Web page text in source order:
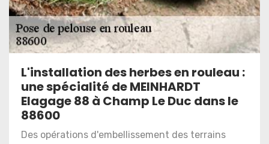
L'installation des herbes en rouleau :
une spécialité de MEINHARDT
Elagage 88 à Champ Le Duc dans le
88600
Des opérations d'embellissement des terrains